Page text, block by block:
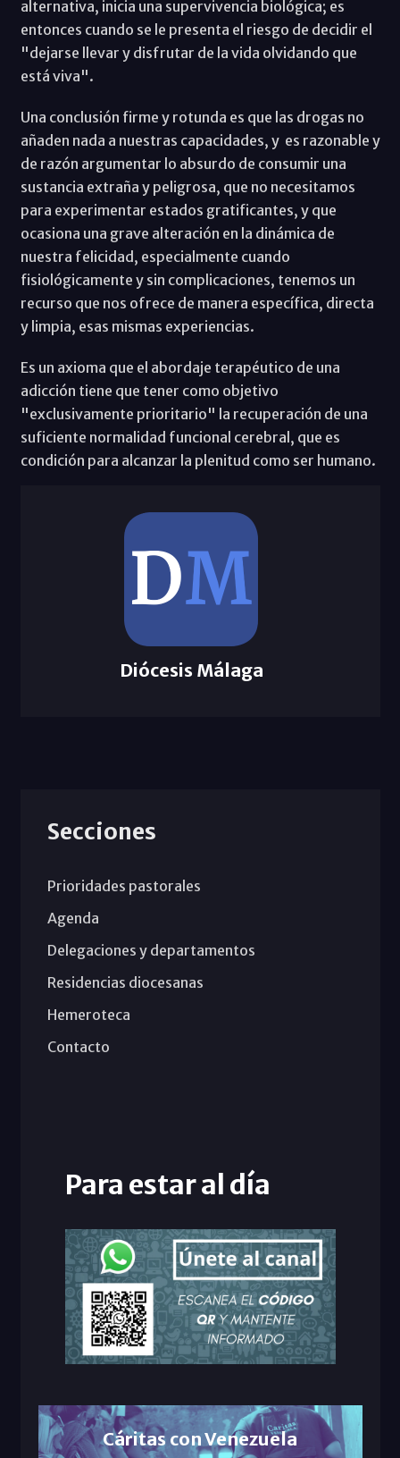
alternativa, inicia una supervivencia biológica; es
entonces cuando se le presenta el riesgo de decidir el
"dejarse llevar y disfrutar de la vida olvidando que
está viva".
Una conclusión firme y rotunda es que las drogas no
añaden nada a nuestras capacidades, y es razonable y
de razón argumentar lo absurdo de consumir una
sustancia extraña y peligrosa, que no necesitamos
para experimentar estados gratificantes, y que
ocasiona una grave alteración en la dinámica de
nuestra felicidad, especialmente cuando
fisiológicamente y sin complicaciones, tenemos un
recurso que nos ofrece de manera específica, directa
y limpia, esas mismas experiencias.
Es un axioma que el abordaje terapéutico de una
adicción tiene que tener como objetivo
"exclusivamente prioritario" la recuperación de una
suficiente normalidad funcional cerebral, que es
condición para alcanzar la plenitud como ser humano.
Diócesis Málaga
Secciones
Prioridades pastorales
Agenda
Delegaciones y departamentos
Residencias diocesanas
Hemeroteca
Contacto
Para estar al día
Cáritas con Venezuela